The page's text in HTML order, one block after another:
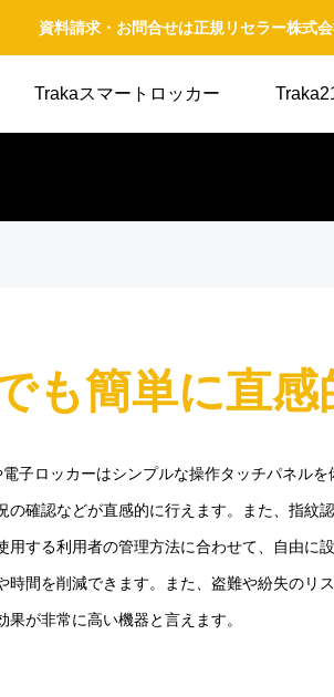
資料請求・お問合せは正規リセラー株式
Trakaスマートロッカー
も簡単に直感
子ロッカーはシンプルな操作タッチパネル
の確認などが直感的に行えます。また、指紋
用する利用者の管理方法に合わせて、自由に
時間を削減できます。また、盗難や紛失のリ
果が非常に高い機器と言えます。